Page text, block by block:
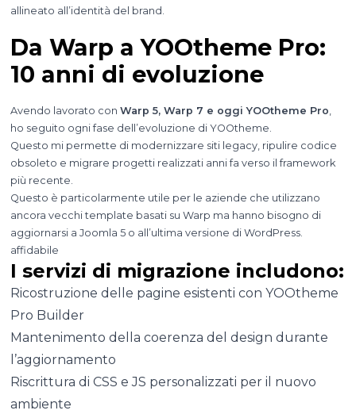
allineato all’identità del brand.
Da Warp a YOOtheme Pro:
10 anni di evoluzione
Avendo lavorato con Warp 5, Warp 7 e oggi YOOtheme Pro
ho seguito ogni fase dell’evoluzione di YOOtheme.
Questo mi permette di modernizzare siti legacy, ripulire codice
obsoleto e migrare progetti realizzati anni fa verso il framework
più recente.
Questo è particolarmente utile per le aziende che utilizzano
ancora vecchi template basati su Warp ma hanno bisogno di
aggiornarsi a Joomla 5 o all’ultima versione di WordPress.
affidabile
I servizi di migrazione includono:
Ricostruzione delle pagine esistenti con YOOtheme
Pro Builder
Mantenimento della coerenza del design durante
l’aggiornamento
Riscrittura di CSS e JS personalizzati per il nuovo
ambiente